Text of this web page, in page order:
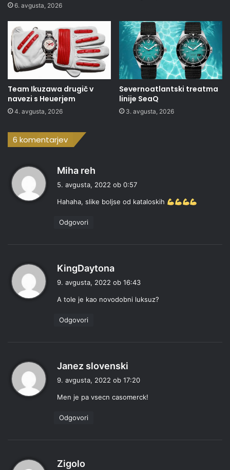
6. avgusta, 2026
Team Ikuzawa drugič v
navezi s Heuerjem
4. avgusta, 2026
Severnoatlantski treatma
linije SeaQ
3. avgusta, 2026
6 komentarjev
Miha reh
r
v
5. avgusta, 2022 ob 0:57
Hahaha, slike boljse od kataloskih
Odgovori
KingDaytona
v
9. avgusta, 2022 ob 16:43
A tole je kao novodobni luksuz?
Odgovori
Janez slovenski
r
v
9. avgusta, 2022 ob 17:20
Men je pa vsecn casomerck!
Odgovori
Zigolo